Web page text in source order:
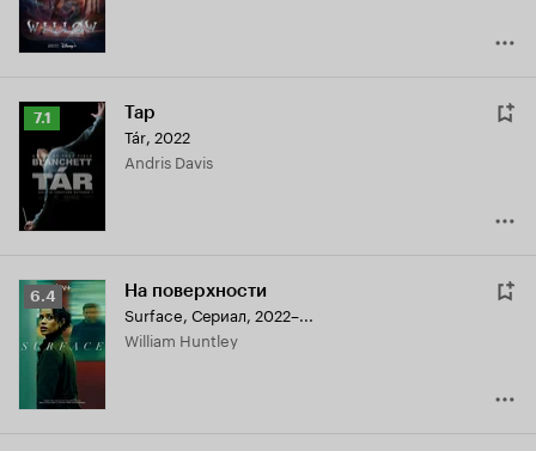
Рейтинг
Кинопоиска
7.1
7.1 Тар
Tár, 2022
Andris Davis
Рейтинг
Кинопоиска
6.4
6.4 На поверхности
Surface, Сериал, 2022–...
William Huntley